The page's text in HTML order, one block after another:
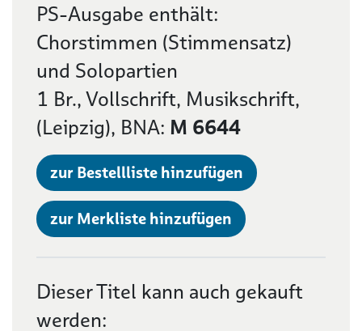
PS-Ausgabe enthält:
Chorstimmen (Stimmensatz)
und Solopartien
1 Br., Vollschrift, Musikschrift,
(Leipzig), BNA: M 6644
zur Bestellliste hinzufügen
zur Merkliste hinzufügen
Dieser Titel kann auch gekauft
werden: